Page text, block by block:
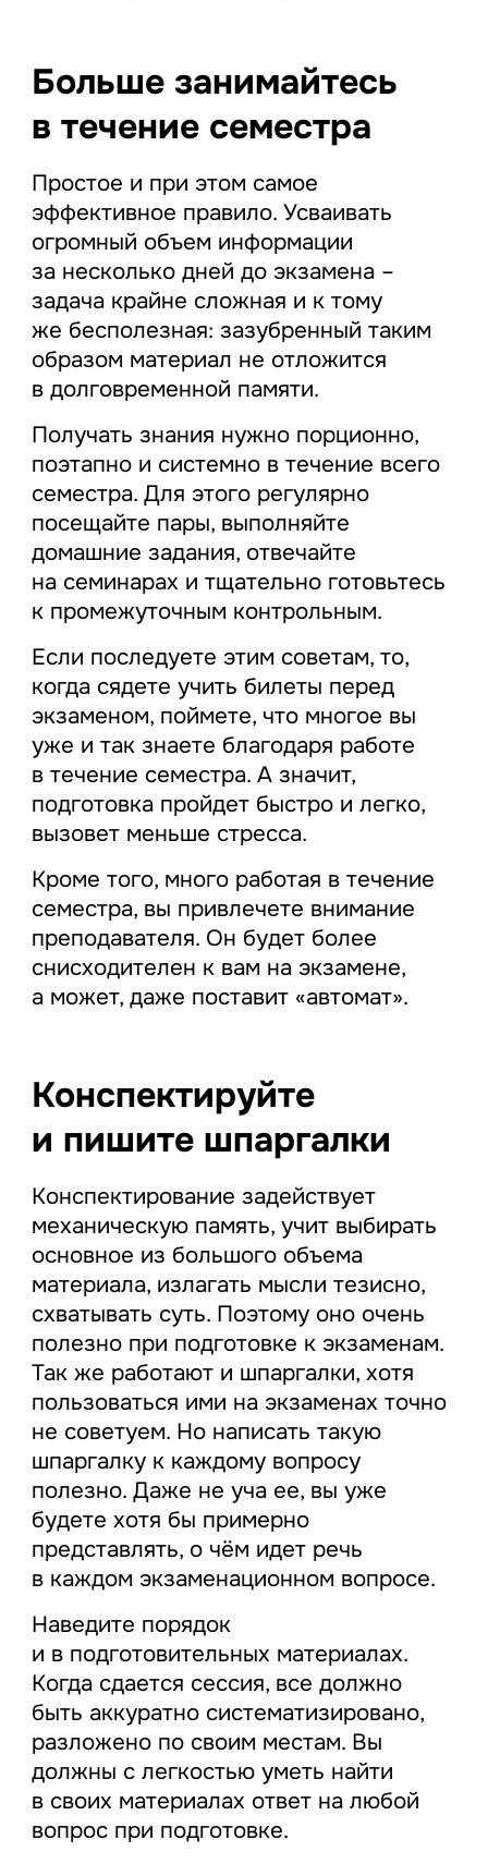
Больше занимайтесь
в течение семестра
Простое и при этом самое
эффективное правило. Усваивать
огромный объем информации
за несколько дней до экзамена –
задача крайне сложная и к тому
же бесполезная: зазубренный таким
образом материал не отложится
в долговременной памяти.
Получать знания нужно порционно,
поэтапно и системно в течение всего
семестра. Для этого регулярно
посещайте пары, выполняйте
домашние задания, отвечайте
на семинарах и тщательно готовьтесь
к промежуточным контрольным.
Если последуете этим советам, то,
когда сядете учить билеты перед
экзаменом, поймете, что многое вы
уже и так знаете благодаря работе
в течение семестра. А значит,
подготовка пройдет быстро и легко,
вызовет меньше стресса.
Кроме того, много работая в течение
семестра, вы привлечете внимание
преподавателя. Он будет более
снисходителен к вам на экзамене,
а может, даже поставит «автомат».
Конспектируйте
и пишите шпаргалки
Конспектирование задействует
механическую память, учит выбирать
основное из большого объема
материала, излагать мысли тезисно,
схватывать суть. Поэтому оно очень
полезно при подготовке к экзаменам.
Так же работают и шпаргалки, хотя
пользоваться ими на экзаменах точно
не советуем. Но написать такую
шпаргалку к каждому вопросу
полезно. Даже не уча ее, вы уже
будете хотя бы примерно
представлять, о чём идет речь
в каждом экзаменационном вопросе.
Наведите порядок
и в подготовительных материалах.
Когда сдается сессия, все должно
быть аккуратно систематизировано,
разложено по своим местам. Вы
должны с легкостью уметь найти
в своих материалах ответ на любой
вопрос при подготовке.